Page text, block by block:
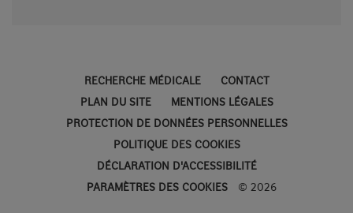
RECHERCHE MÉDICALE
CONTACT
PLAN DU SITE
MENTIONS LÉGALES
PROTECTION DE DONNÉES PERSONNELLES
POLITIQUE DES COOKIES
DÉCLARATION D'ACCESSIBILITÉ
PARAMÈTRES DES COOKIES
© 2026